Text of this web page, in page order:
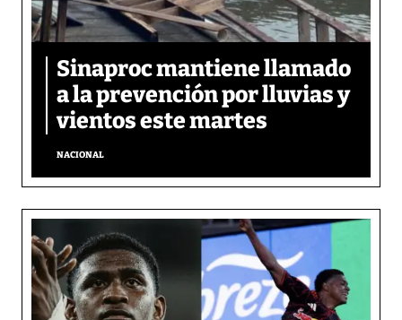
Sinaproc mantiene llamado
a la prevención por lluvias y
vientos este martes
NACIONAL